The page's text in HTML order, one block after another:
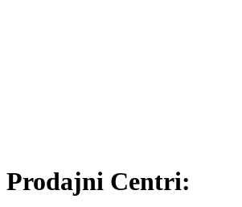
Prodajni Centri: